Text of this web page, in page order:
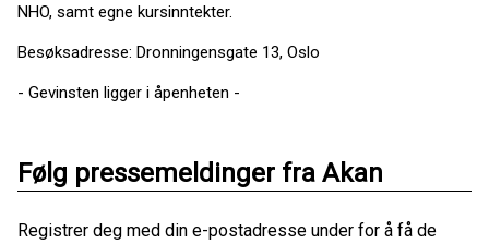
NHO, samt egne kursinntekter.
Besøksadresse: Dronningensgate 13, Oslo
- Gevinsten ligger i åpenheten -
Følg pressemeldinger fra Akan
Registrer deg med din e-postadresse under for å få de